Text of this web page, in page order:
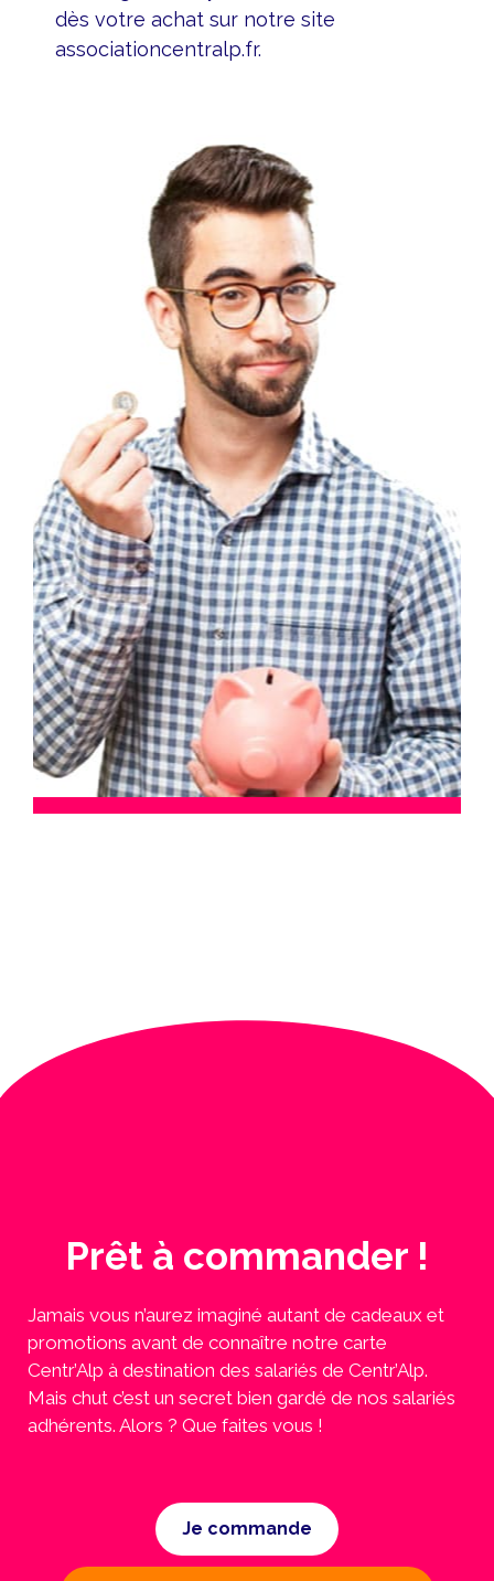
dès votre achat sur notre site
associationcentralp.fr.
Prêt à commander !
Jamais vous n’aurez imaginé autant de cadeaux et
promotions avant de connaître notre carte
Centr’Alp à destination des salariés de Centr’Alp.
Mais chut c’est un secret bien gardé de nos salariés
adhérents. Alors ? Que faites vous !
Je commande